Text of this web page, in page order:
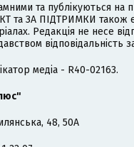
та публікуються на
та ЗА ПІДТРИМКИ також
Редакція не несе
відповідальність
медіа - R40-02163.
48, 50А